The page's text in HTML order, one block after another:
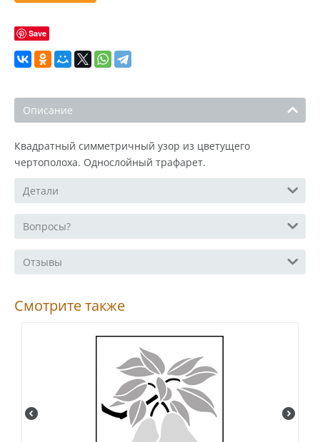
Save
Описание
Квадратный симметричный узор из цветущего
чертополоха. Однослойный трафарет.
Детали
Вопросы?
Отзывы
Смотрите также